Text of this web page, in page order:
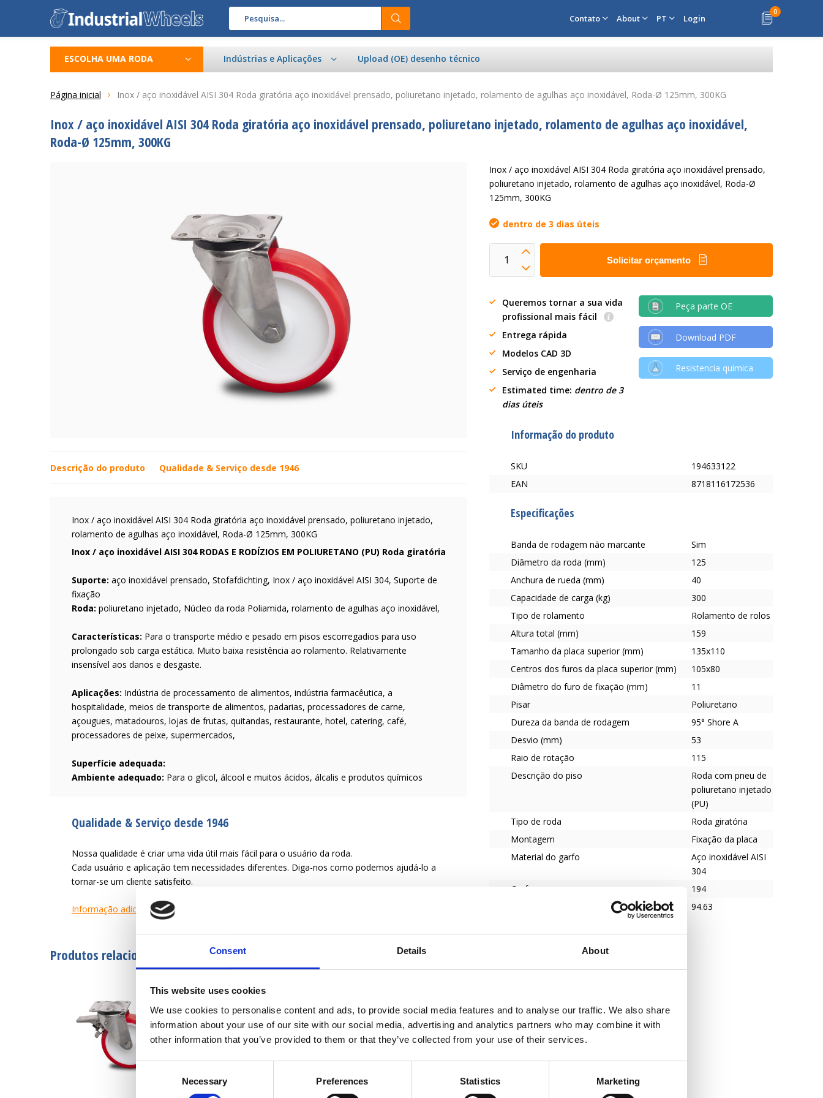
Consent Details About
This website uses cookies
We use cookies to personalise content and ads, to provide social media features and to analyse our traffic. We also share
information about your use of our site with our social media, advertising and analytics partners who may combine it with
other information that you’ve provided to them or that they’ve collected from your use of their services.
Consent
Necessary Preferences Statistics Marketing
Contato About PT Login
0
ESCOLHA UMA RODA Indústrias e Aplicações Upload (OE) desenho técnico
Página inicial Inox / aço inoxidável AISI 304 Roda giratória aço inoxidável prensado, poliuretano injetado, rolamento de agulhas aço inoxidável, Roda-Ø 125mm, 300KG
Inox / aço inoxidável AISI 304 Roda giratória aço inoxidável prensado, poliuretano injetado, rolamento de agulhas aço inoxidável,
Roda-Ø 125mm, 300KG
Descrição do produto Qualidade & Serviço desde 1946
Inox / aço inoxidável AISI 304 Roda giratória aço inoxidável prensado, poliuretano injetado,
rolamento de agulhas aço inoxidável, Roda-Ø 125mm, 300KG
Inox / aço inoxidável AISI 304 RODAS E RODÍZIOS EM POLIURETANO (PU) Roda giratória
Suporte: aço inoxidável prensado, Stofafdichting, Inox / aço inoxidável AISI 304, Suporte de
fixação
Roda: poliuretano injetado, Núcleo da roda Poliamida, rolamento de agulhas aço inoxidável,
Características: Para o transporte médio e pesado em pisos escorregadios para uso
prolongado sob carga estática. Muito baixa resistência ao rolamento. Relativamente
insensível aos danos e desgaste.
Aplicações: Indústria de processamento de alimentos, indústria farmacêutica, a
hospitalidade, meios de transporte de alimentos, padarias, processadores de carne,
açougues, matadouros, lojas de frutas, quitandas, restaurante, hotel, catering, café,
processadores de peixe, supermercados,
Superfície adequada:
Ambiente adequado: Para o glicol, álcool e muitos ácidos, álcalis e produtos químicos
Qualidade & Serviço desde 1946
Nossa qualidade é criar uma vida útil mais fácil para o usuário da roda.
Cada usuário e aplicação tem necessidades diferentes. Diga-nos como podemos ajudá-lo a
tornar-se um cliente satisfeito.
Informação adicional
Inox / aço inoxidável AISI 304 Roda giratória aço inoxidável prensado,
poliuretano injetado, rolamento de agulhas aço inoxidável, Roda-Ø
125mm, 300KG
dentro de 3 dias úteis
Solicitar orçamento
Queremos tornar a sua vida
profissional mais fácil
Entrega rápida
Modelos CAD 3D
Serviço de engenharia
Estimated time: dentro de 3
dias úteis
Peça parte OE
Download PDF
Resistencia quimica
Informação do produto
SKU
194633122
EAN
8718116172536
Especificações
Banda de rodagem não marcante
Sim
Diâmetro da roda (mm)
125
Anchura de rueda (mm)
40
Capacidade de carga (kg)
300
Tipo de rolamento
Rolamento de rolos
Altura total (mm)
159
Tamanho da placa superior (mm)
135x110
Centros dos furos da placa superior (mm)
105x80
Diâmetro do furo de fixação (mm)
11
Pisar
Poliuretano
Dureza da banda de rodagem
95° Shore A
Desvio (mm)
53
Raio de rotação
115
Descrição do piso
Roda com pneu de
poliuretano injetado
(PU)
Tipo de roda
Roda giratória
Montagem
Fixação da placa
Material do garfo
Aço inoxidável AISI
304
Garfo
194
94.63
Produtos relacionados